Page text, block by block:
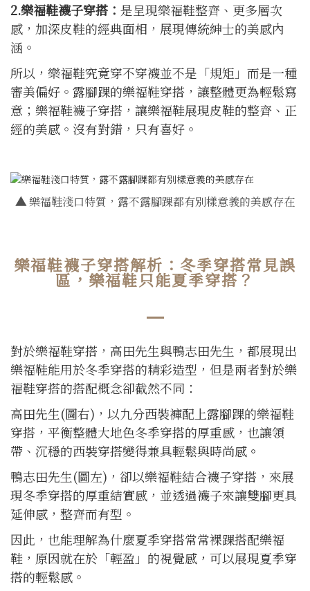
2.樂福鞋襪子穿搭： 是呈現樂福鞋整齊、更多層次
感，加深皮鞋的經典面相，展現傳統紳士的美感內
涵。
所以，樂福鞋究竟穿不穿襪並不是「規矩」而是一種
審美偏好。露腳踝的樂福鞋穿搭，讓整體更為輕鬆寫
意；樂福鞋襪子穿搭，讓樂福鞋展現皮鞋的整齊、正
經的美感。沒有對錯，只有喜好。
▲樂福鞋淺口特質，露不露腳踝都有別樣意義的美感存在
樂福鞋襪子穿搭解析：冬季穿搭常見誤
區，樂福鞋只能夏季穿搭？
對於樂福鞋穿搭，高田先生與鴨志田先生，都展現出
樂福鞋能用於冬季穿搭的精彩造型，但是兩者對於樂
福鞋穿搭的搭配概念卻截然不同：
高田先生(圖右)，以九分西裝褲配上露腳踝的樂福鞋
穿搭，平衡整體大地色冬季穿搭的厚重感，也讓領
帶、沉穩的西裝穿搭變得兼具輕鬆與時尚感 。
鴨志田先生(圖左)，卻以樂福鞋結合襪子穿搭，來展
現冬季穿搭的厚重結實感，並透過襪子來讓雙腳更具
延伸感，整齊而有型。
因此，也能理解為什麼夏季穿搭常常裸踝搭配樂福
鞋，原因就在於「輕盈」的視覺感，可以展現夏季穿
搭的輕鬆感。